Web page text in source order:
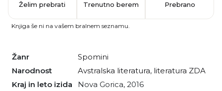
Žanr
spomini
Narodnost
avstralska literatura, literatura ZDA
Kraj in leto izida
Nova Gorica, 2016
Želim prebrati Trenutno berem Prebrano
Knjiga še ni na vašem bralnem seznamu.